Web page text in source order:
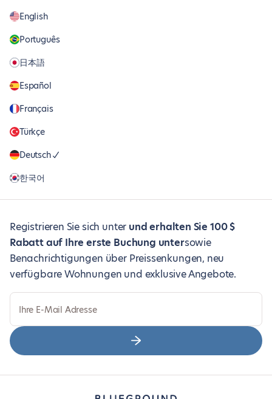
English
Português
日本語
Español
Français
Türkçe
Deutsch
한국어
Registrieren Sie sich unter und erhalten Sie 100 $
Rabatt auf Ihre erste Buchung untersowie
Benachrichtigungen über Preissenkungen, neu
verfügbare Wohnungen und exklusive Angebote.
Ihre E-Mail Adresse